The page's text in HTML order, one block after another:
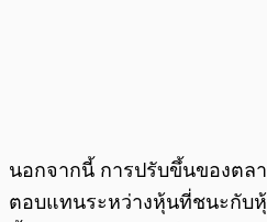
นอกจากนี้ การปรับขึ้นของตล
ตอบแทนระหว่างหุ้นที่ชนะกับ